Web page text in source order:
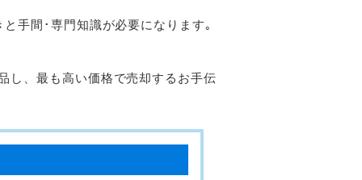
手間･専門知識が必要になります｡
し、最も高い価格で売却するお手伝